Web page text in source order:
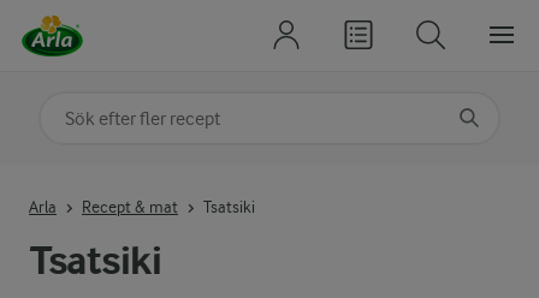
Tsatsiki
Arla Recept & mat Tsatsiki
Sök på kategori eller ingrediens